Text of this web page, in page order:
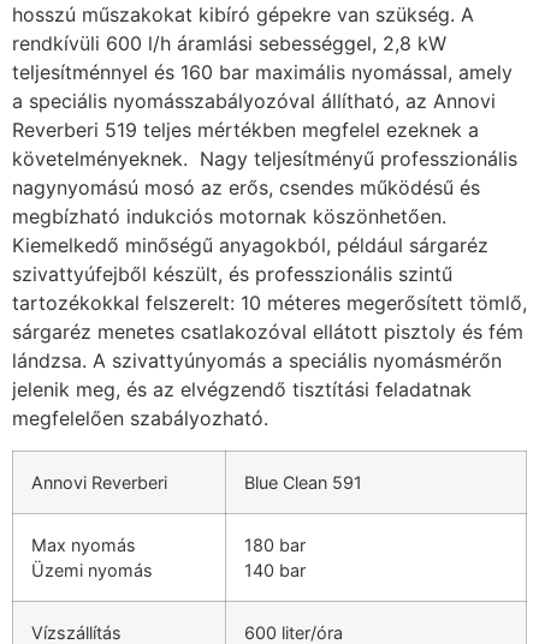
hosszú műszakokat kibíró gépekre van szükség. A
rendkívüli 600 l/h áramlási sebességgel, 2,8 kW
teljesítménnyel és 160 bar maximális nyomással, amely
a speciális nyomásszabályozóval állítható, az Annovi
Reverberi 519 teljes mértékben megfelel ezeknek a
követelményeknek. Nagy teljesítményű professzionális
nagynyomású mosó az erős, csendes működésű és
megbízható indukciós motornak köszönhetően.
Kiemelkedő minőségű anyagokból, például sárgaréz
szivattyúfejből készült, és professzionális szintű
tartozékokkal felszerelt: 10 méteres megerősített tömlő,
sárgaréz menetes csatlakozóval ellátott pisztoly és fém
lándzsa. A szivattyúnyomás a speciális nyomásmérőn
jelenik meg, és az elvégzendő tisztítási feladatnak
megfelelően szabályozható.
Annovi Reverberi Blue Clean 591
Max nyomás
Üzemi nyomás
180 bar
140 bar
Vízszállítás 600 liter/óra